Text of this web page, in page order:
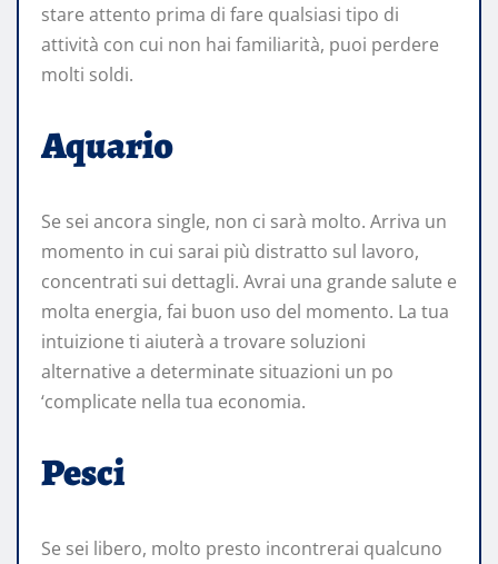
stare attento prima di fare qualsiasi tipo di
attività con cui non hai familiarità, puoi perdere
molti soldi.
Aquario
Se sei ancora single, non ci sarà molto. Arriva un
momento in cui sarai più distratto sul lavoro,
concentrati sui dettagli. Avrai una grande salute e
molta energia, fai buon uso del momento. La tua
intuizione ti aiuterà a trovare soluzioni
alternative a determinate situazioni un po
‘complicate nella tua economia.
Pesci
Se sei libero, molto presto incontrerai qualcuno